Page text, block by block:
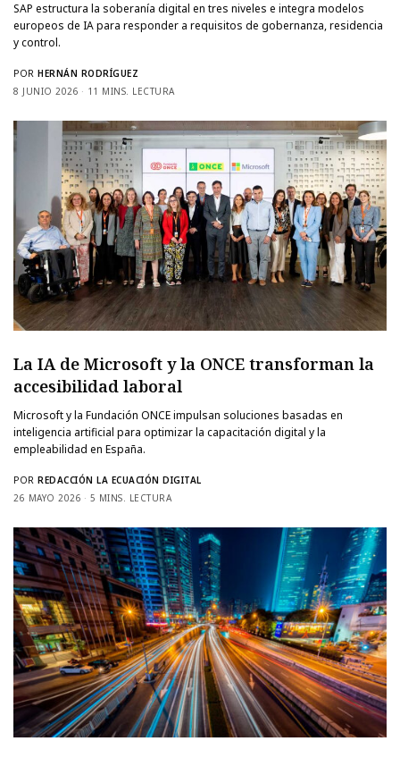
SAP estructura la soberanía digital en tres niveles e integra modelos
europeos de IA para responder a requisitos de gobernanza, residencia
y control.
POR HERNÁN RODRÍGUEZ
8 JUNIO 2026
11 MINS. LECTURA
La IA de Microsoft y la ONCE transforman la
accesibilidad laboral
Microsoft y la Fundación ONCE impulsan soluciones basadas en
inteligencia artificial para optimizar la capacitación digital y la
empleabilidad en España.
POR REDACCIÓN LA ECUACIÓN DIGITAL
26 MAYO 2026
5 MINS. LECTURA